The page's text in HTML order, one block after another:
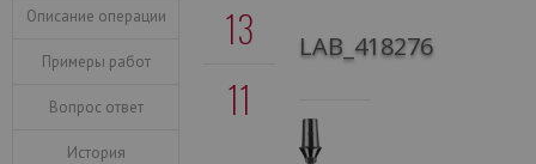
Описание операции
Примеры работ
Вопрос ответ
История
13
11
LAB_418276